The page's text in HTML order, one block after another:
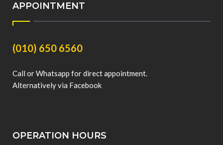
APPOINTMENT
(010) 650 6560
Call or Whatsapp for direct appointment.
Alternatively via Facebook
OPERATION HOURS